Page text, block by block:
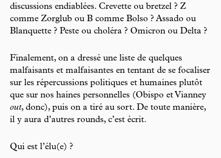
discussions endiablées. Crevette ou bretzel ? Z
comme Zorglub ou B comme Bolso ? Assado ou
Blanquette ? Peste ou choléra ? Omicron ou Delta ?
Finalement, on a dressé une liste de quelques
malfaisants et malfaisantes en tentant de se focaliser
sur les répercussions politiques et humaines plutôt
que sur nos haines personnelles (Obispo et Vianney
out, donc), puis on a tiré au sort. De toute manière,
il y aura d’autres rounds, c’est écrit.
Qui est l’élu(e) ?